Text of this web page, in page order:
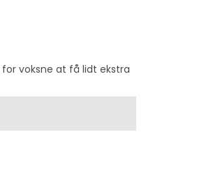
voksne at få lidt ekstra